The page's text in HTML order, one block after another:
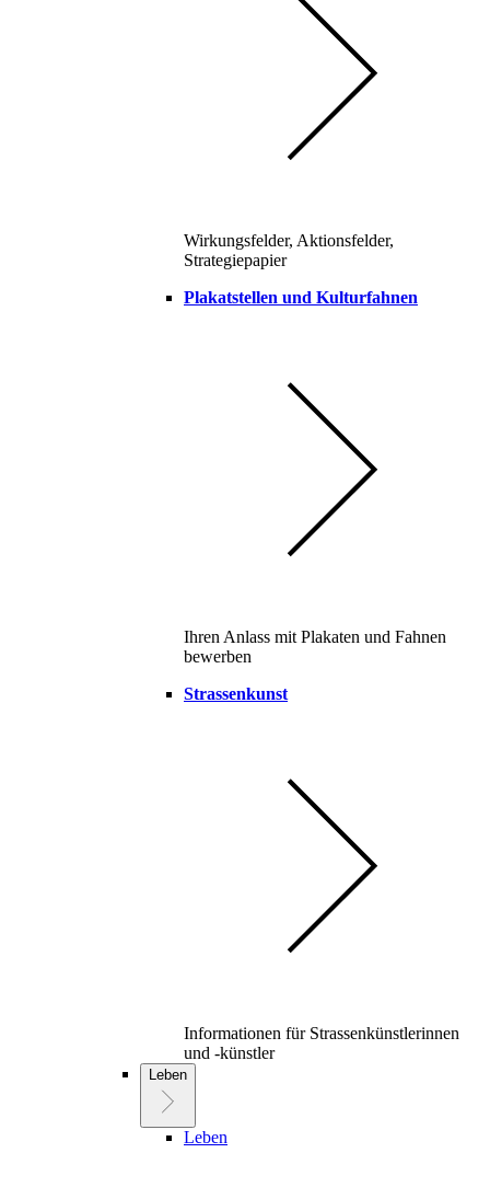
Wirkungsfelder, Aktionsfelder,
Strategiepapier
Plakatstellen und Kulturfahnen
Ihren Anlass mit Plakaten und Fahnen
bewerben
Strassenkunst
Informationen für Strassenkünstlerinnen
und -künstler
Leben
Leben